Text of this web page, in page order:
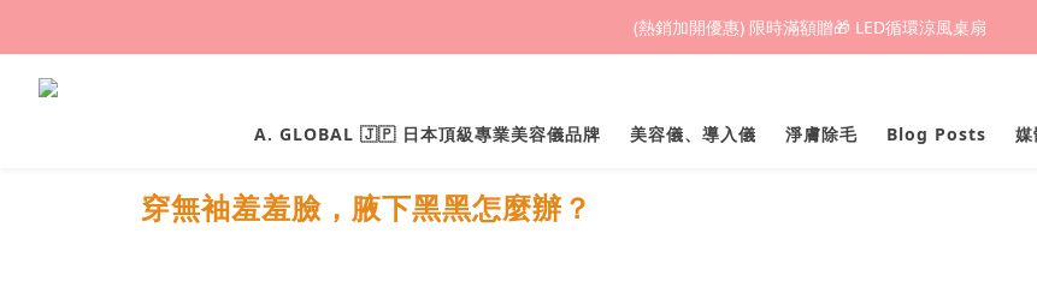
(熱銷加開優惠) 限時滿額贈🎁 LED循環涼風桌扇
(熱銷加開優惠) 限時滿額贈🎁 LED循環涼風桌扇
(熱銷加開優惠) 限時滿額贈🎁 LED循環涼風桌扇
A. GLOBAL 🇯🇵 日本頂級專業美容儀品牌 美容儀、導入儀 淨膚除毛 Blog Posts
穿無袖羞羞臉，腋下黑黑怎麼辦？